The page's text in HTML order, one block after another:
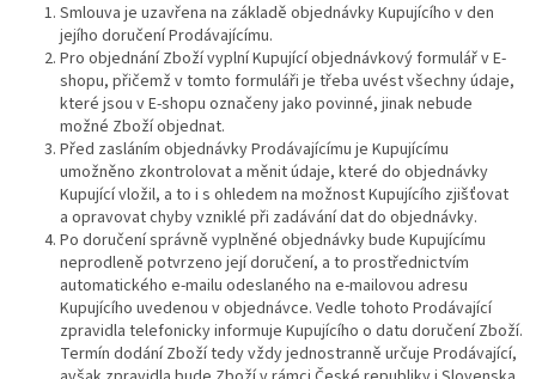
Smlouva je uzavřena na základě objednávky Kupujícího v den
jejího doručení Prodávajícímu.
Pro objednání Zboží vyplní Kupující objednávkový formulář v E-
shopu, přičemž v tomto formuláři je třeba uvést všechny údaje,
které jsou v E-shopu označeny jako povinné, jinak nebude
možné Zboží objednat.
Před zasláním objednávky Prodávajícímu je Kupujícímu
umožněno zkontrolovat a měnit údaje, které do objednávky
Kupující vložil, a to i s ohledem na možnost Kupujícího zjišťovat
a opravovat chyby vzniklé při zadávání dat do objednávky.
Po doručení správně vyplněné objednávky bude Kupujícímu
neprodleně potvrzeno její doručení, a to prostřednictvím
automatického e-mailu odeslaného na e-mailovou adresu
Kupujícího uvedenou v objednávce. Vedle tohoto Prodávající
zpravidla telefonicky informuje Kupujícího o datu doručení Zboží.
Termín dodání Zboží tedy vždy jednostranně určuje Prodávající,